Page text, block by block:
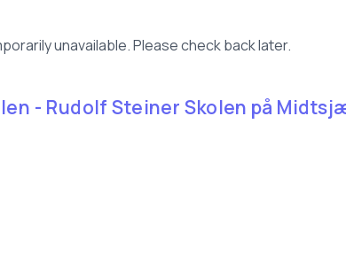
unavailable. Please check back later.
- Rudolf Steiner Skolen på